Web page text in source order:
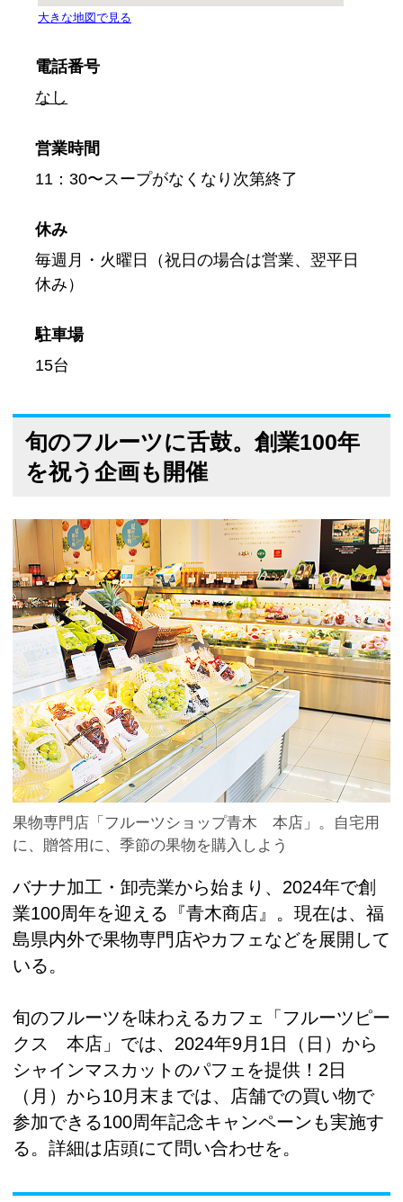
電話番号
なし
営業時間
11：30〜スープがなくなり次第終了
休み
毎週月・火曜日（祝日の場合は営業、翌平日
休み）
駐車場
15台
旬のフルーツに舌鼓。創業100年
を祝う企画も開催
果物専門店「フルーツショップ青木 本店」。自宅用
に、贈答用に、季節の果物を購入しよう
バナナ加工・卸売業から始まり、2024年で創
業100周年を迎える『青木商店』。現在は、福
島県内外で果物専門店やカフェなどを展開して
いる。
旬のフルーツを味わえるカフェ「フルーツピー
クス 本店」では、2024年9月1日（日）から
シャインマスカットのパフェを提供！2日
（月）から10月末までは、店舗での買い物で
参加できる100周年記念キャンペーンも実施す
る。詳細は店頭にて問い合わせを。